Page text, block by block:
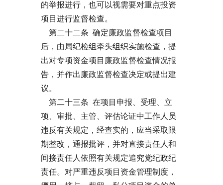
的举报进行，也可以视需要对重点投资
项目进行监督检查。
第二十二条 确定廉政监督检查项目
后，由局纪检组牵头组织实施检查，提
出对专项资金项目廉政监督检查情况报
告，并作出廉政监督检查决定或提出建
议。
第二十三条 在项目申报、受理、立
项、审批、主管、评估论证中工作人员
违反有关规定，经查实的，应当采取限
期整改，通报批评，并对直接责任人和
间接责任人依照有关规定追究党纪政纪
责任。对严重违反项目资金管理制度，